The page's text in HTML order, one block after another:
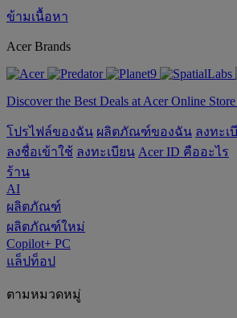
ข้ามเนื้อหา
Acer Brands
Discover the Best Deals at Acer Online
โปรไฟล์ของฉัน ผลิตภัณฑ์ของฉัน ลงทะ
ลงชื่อเข้าใช้ ลงทะเบียน Acer ID คืออะไร
ร้าน
AI
ผลิตภัณฑ์
ผลิตภัณฑ์ใหม่
Copilot+ PC
แล็ปท็อป
ตามหมวดหมู่